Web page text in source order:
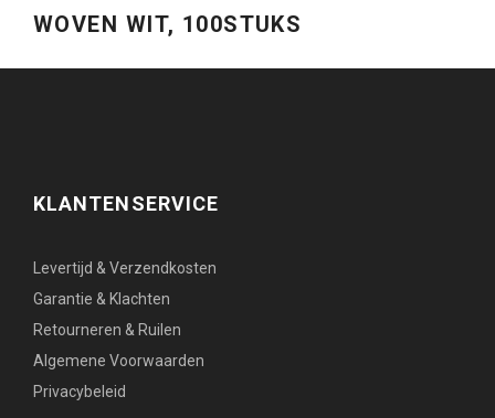
WOVEN WIT, 100STUKS
KLANTENSERVICE
Levertijd & Verzendkosten
Garantie & Klachten
Retourneren & Ruilen
Algemene Voorwaarden
Privacybeleid